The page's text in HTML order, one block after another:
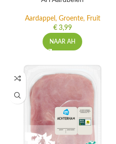
Aardappel, Groente, Fruit
€3,99
NAAR AH